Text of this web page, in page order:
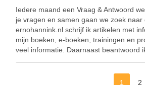
Iedere maand een Vraag & Antwoord
je vragen en samen gaan we zoek
ernohannink.nl schrijf ik artikelen met
mijn boeken, e-boeken, trainingen en
veel informatie. Daarnaast beantwoord
1 2